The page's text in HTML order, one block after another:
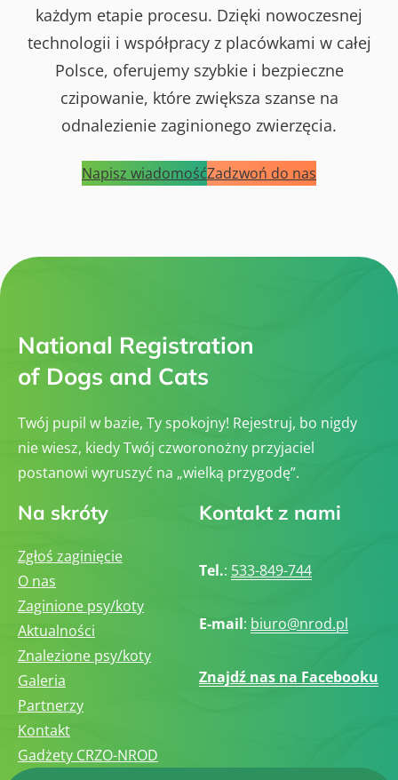
każdym etapie procesu. Dzięki nowoczesnej
technologii i współpracy z placówkami w całej
Polsce, oferujemy szybkie i bezpieczne
czipowanie, które zwiększa szanse na
odnalezienie zaginionego zwierzęcia.
Napisz wiadomośćZadzwoń do nas
National Registration
of Dogs and Cats
Twój pupil w bazie, Ty spokojny! Rejestruj, bo nigdy
nie wiesz, kiedy Twój czworonożny przyjaciel
postanowi wyruszyć na „wielką przygodę”.
Na skróty
Zgłoś zaginięcie
O nas
Zaginione psy/koty
Aktualności
Znalezione psy/koty
Galeria
Partnerzy
Kontakt
Gadżety CRZO-NROD
Kontakt z nami
Tel.: 533-849-744
E-mail: biuro@nrod.pl
Znajdź nas na Facebooku